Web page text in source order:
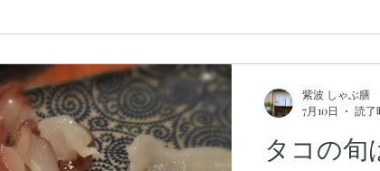
タコの旬
紫波 しゃぶ膳
7月10日
読了